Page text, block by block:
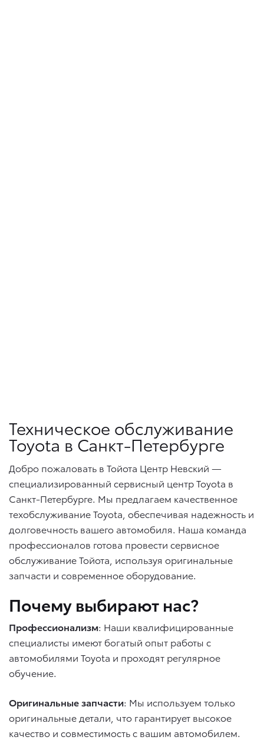
Техническое обслуживание
Toyota в Санкт-Петербурге
Добро пожаловать в Тойота Центр Невский —
специализированный сервисный центр Toyota в
Санкт-Петербурге. Мы предлагаем качественное
техобслуживание Toyota, обеспечивая надежность и
долговечность вашего автомобиля. Наша команда
профессионалов готова провести сервисное
обслуживание Тойота, используя оригинальные
запчасти и современное оборудование.
Почему выбирают нас?
Профессионализм: Наши квалифицированные
специалисты имеют богатый опыт работы с
автомобилями Toyota и проходят регулярное
обучение.
Оригинальные запчасти: Мы используем только
оригинальные детали, что гарантирует высокое
качество и совместимость с вашим автомобилем.